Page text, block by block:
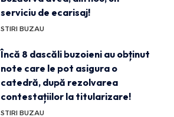
serviciu de ecarisaj!
STIRI BUZAU
Încă 8 dascăli buzoieni au obținut
note care le pot asigura o
catedră, după rezolvarea
contestațiilor la titularizare!
STIRI BUZAU